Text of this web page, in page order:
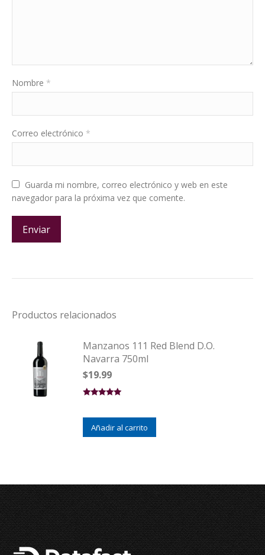
Nombre *
Correo electrónico *
Guarda mi nombre, correo electrónico y web en este
navegador para la próxima vez que comente.
Productos relacionados
Manzanos 111 Red Blend D.O.
Navarra 750ml
$19.99
Añadir al carrito